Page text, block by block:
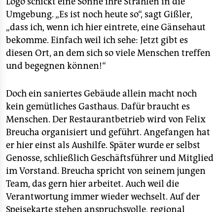
Umgebung. „Es ist noch heute so“, sagt Gißler,
„dass ich, wenn ich hier eintrete, eine Gänsehaut
bekomme. Einfach weil ich sehe: Jetzt gibt es
diesen Ort, an dem sich so viele Menschen treffen
und begegnen können!“
Doch ein saniertes Gebäude allein macht noch
kein gemütliches Gasthaus. Dafür braucht es
Menschen. Der Restaurantbetrieb wird von Felix
Breucha organisiert und geführt. Angefangen hat
er hier einst als Aushilfe. Später wurde er selbst
Genosse, schließlich Geschäftsführer und Mitglied
im Vorstand. Breucha spricht von seinem jungen
Team, das gern hier arbeitet. Auch weil die
Verantwortung immer wieder wechselt. Auf der
Speisekarte stehen anspruchsvolle, regional